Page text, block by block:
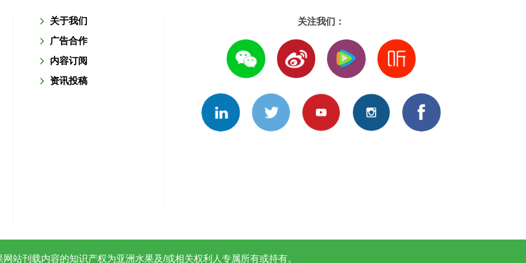
关于我们
广告合作
内容订阅
资讯投稿
关注我们：
网站刊载内容的知识产权为亚洲水果及/或相关权利人专属所有或持有。